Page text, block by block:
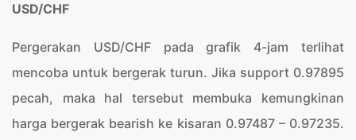
USD/CHF
Pergerakan USD/CHF pada grafik 4-jam terlihat
mencoba untuk bergerak turun. Jika support 0.97895
pecah, maka hal tersebut membuka kemungkinan
harga bergerak bearish ke kisaran 0.97487 – 0.97235.